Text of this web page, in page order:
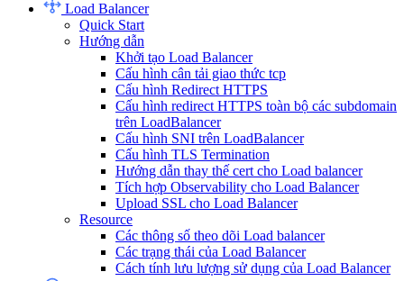
Load Balancer
Quick Start
Hướng dẫn
Khởi tạo Load Balancer
Cấu hình cân tải giao thức tcp
Cấu hình Redirect HTTPS
Cấu hình redirect HTTPS toàn bộ các subdomain
trên LoadBalancer
Cấu hình SNI trên LoadBalancer
Cấu hình TLS Termination
Hướng dẫn thay thế cert cho Load balancer
Tích hợp Observability cho Load Balancer
Upload SSL cho Load Balancer
Resource
Các thông số theo dõi Load balancer
Các trạng thái của Load Balancer
Cách tính lưu lượng sử dụng của Load Balancer